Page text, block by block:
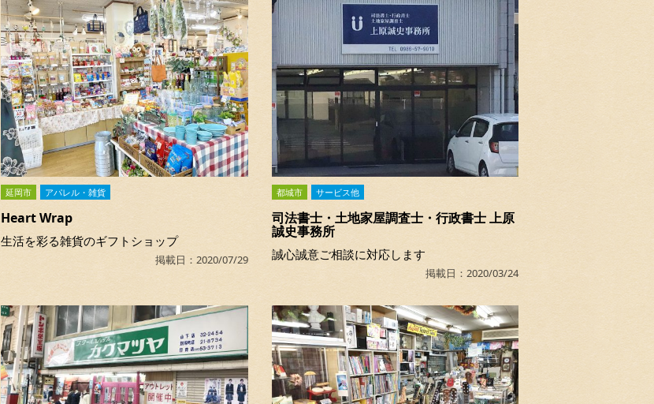
延岡市 アパレル・雑貨
Heart Wrap
生活を彩る雑貨のギフトショップ
掲載日：2020/07/29
都城市 サービス他
司法書士・土地家屋調査士・行政書士 上原
誠史事務所
誠心誠意ご相談に対応します
掲載日：2020/03/24